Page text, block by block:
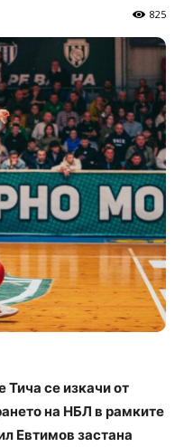
825
се изкачи от
на НБЛ в рамките
Евтимов застана